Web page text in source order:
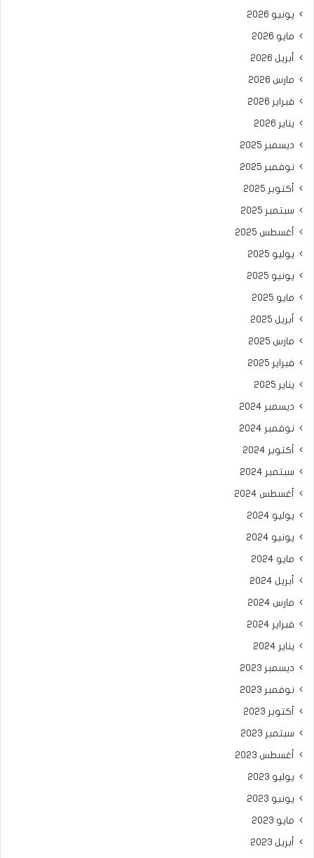
يونيو 2026
مايو 2026
أبريل 2026
مارس 2026
فبراير 2026
يناير 2026
ديسمبر 2025
نوفمبر 2025
أكتوبر 2025
سبتمبر 2025
أغسطس 2025
يوليو 2025
يونيو 2025
مايو 2025
أبريل 2025
مارس 2025
فبراير 2025
يناير 2025
ديسمبر 2024
نوفمبر 2024
أكتوبر 2024
سبتمبر 2024
أغسطس 2024
يوليو 2024
يونيو 2024
مايو 2024
أبريل 2024
مارس 2024
فبراير 2024
يناير 2024
ديسمبر 2023
نوفمبر 2023
أكتوبر 2023
سبتمبر 2023
أغسطس 2023
يوليو 2023
يونيو 2023
مايو 2023
أبريل 2023